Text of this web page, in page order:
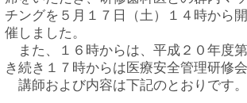
チングを５月１７日（土）１４時から開
催しました。
また、１６時からは、平成２０年度
き続き１７時からは医療安全管理研修
講師および内容は下記のとおりです。